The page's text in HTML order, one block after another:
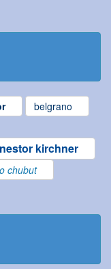
belgrano
nestor kirchner
chubut